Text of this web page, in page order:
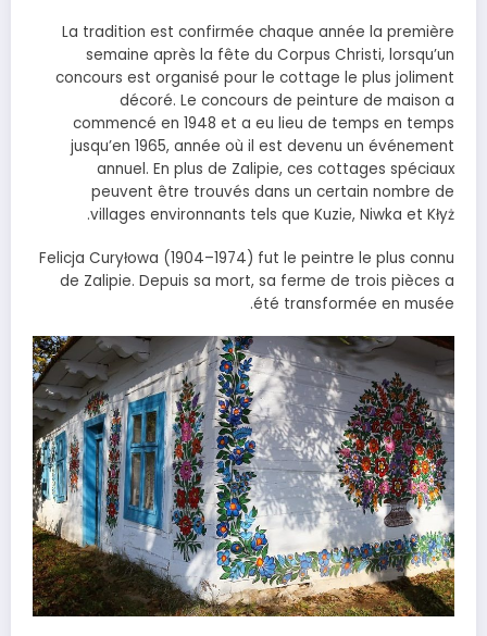
La tradition est confirmée chaque année la première
semaine après la fête du Corpus Christi, lorsqu’un
concours est organisé pour le cottage le plus joliment
décoré. Le concours de peinture de maison a
commencé en 1948 et a eu lieu de temps en temps
jusqu’en 1965, année où il est devenu un événement
annuel. En plus de Zalipie, ces cottages spéciaux
peuvent être trouvés dans un certain nombre de
villages environnants tels que Kuzie, Niwka et Kłyż.
Felicja Curyłowa (1904–1974) fut le peintre le plus connu
de Zalipie. Depuis sa mort, sa ferme de trois pièces a
été transformée en musée.